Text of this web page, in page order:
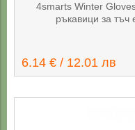
4smarts Winter
ръкавици за тъч
6.14 € / 12.01 лв